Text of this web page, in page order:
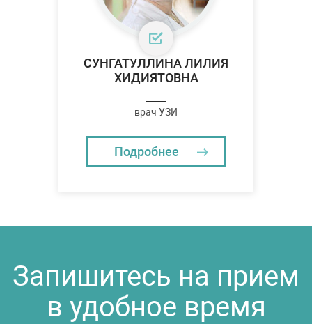
СУНГАТУЛЛИНА ЛИЛИЯ
ХИДИЯТОВНА
врач УЗИ
Подробнее
Запишитесь на прием
в удобное время